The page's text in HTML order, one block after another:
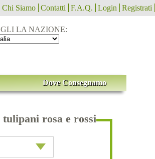
Chi Siamo Contatti F.A.Q. Login Registrati
LA NAZIONE:
Dove Consegnamo
tulipani rosa e rossi